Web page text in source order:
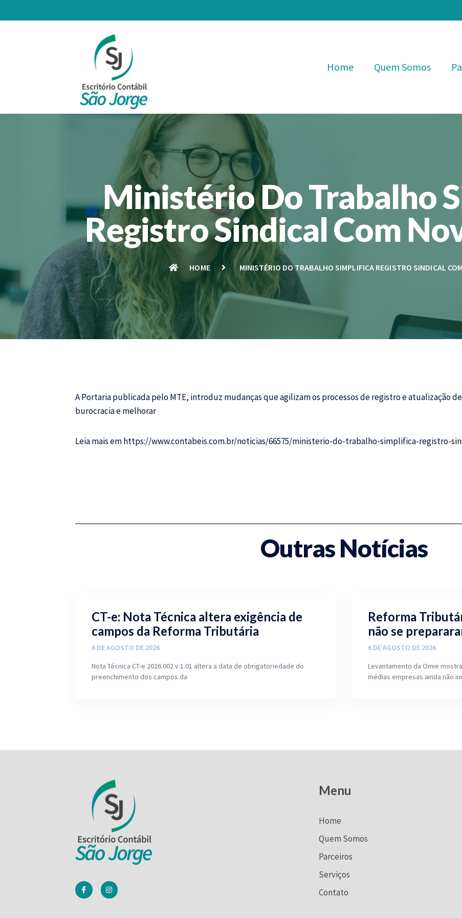
Home Quem Somos
Ministério Do Trabalho
Registro Sindical Com
HOME MINISTÉRIO DO TRABALHO SIMPLIFICA REGISTRO SINDICAL
A Portaria publicada pelo MTE, introduz mudanças que agilizam os processos de registro e atualização
burocracia e melhorar
Leia mais emhttps://www.contabeis.com.br/noticias/66575/ministerio-do-trabalho-simplifica-registro-
Outras Notícias
CT-e: Nota Técnica altera exigência de
campos da Reforma Tributária
6 DE AGOSTO DE 2026
Nota Técnica CT-e 2026.002 v.1.01 altera a data de obrigatoriedade do
preenchimento dos campos da
Reforma
não se
6 DE AGOSTO DE 2026
Levantamento da Omie
médias empresas ainda não
Menu
Home
Quem Somos
Parceiros
Serviços
Contato